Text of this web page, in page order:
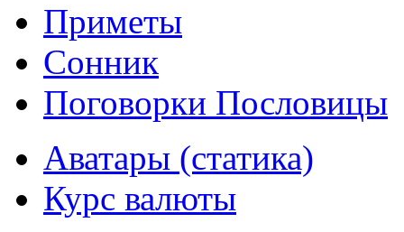
Приметы
Сонник
Поговорки Пословицы
Аватары (статика)
Курс валюты